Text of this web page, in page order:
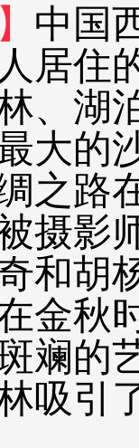
中国
居住
、湖
大的
之路
摄影
和胡
金秋
斓的
吸引